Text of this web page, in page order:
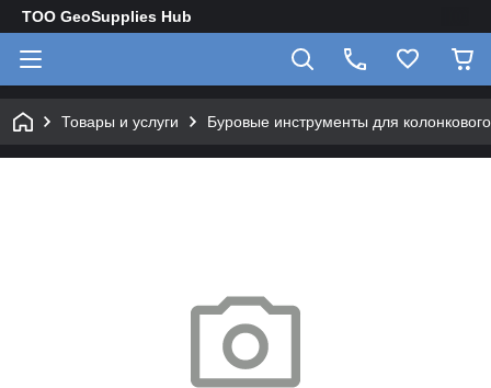
TOO GeoSupplies Hub
Товары и услуги Буровые инструменты для